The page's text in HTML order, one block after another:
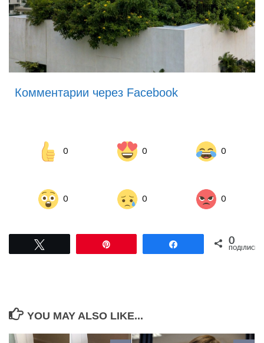
Комментарии через Facebook
0 0 0
0 0 0
Поділитися0
ПОДІЛИСЬ
YOU MAY ALSO LIKE...